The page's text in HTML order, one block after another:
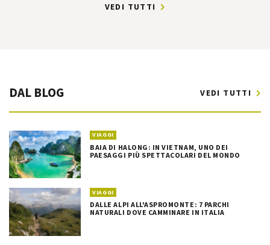
VEDI TUTTI
DAL BLOG VEDI TUTTI
VIAGGI
BAIA DI HALONG: IN VIETNAM, UNO DEI
PAESAGGI PIÙ SPETTACOLARI DEL MONDO
VIAGGI
DALLE ALPI ALL'ASPROMONTE: 7 PARCHI
NATURALI DOVE CAMMINARE IN ITALIA